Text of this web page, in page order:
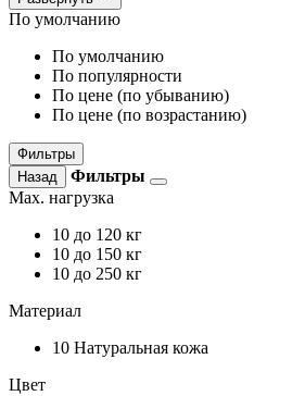
По умолчанию
По умолчанию
По популярности
По цене (по убыванию)
По цене (по возрастанию)
Фильтры
Назад
Фильтры
Max. нагрузка
10 до 120 кг
10 до 150 кг
10 до 250 кг
Материал
10 Натуральная кожа
Цвет